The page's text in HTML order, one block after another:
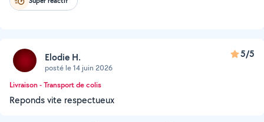
Elodie H.
posté le 14 juin 2026
5/5
Livraison - Transport de colis
Reponds vite respectueux